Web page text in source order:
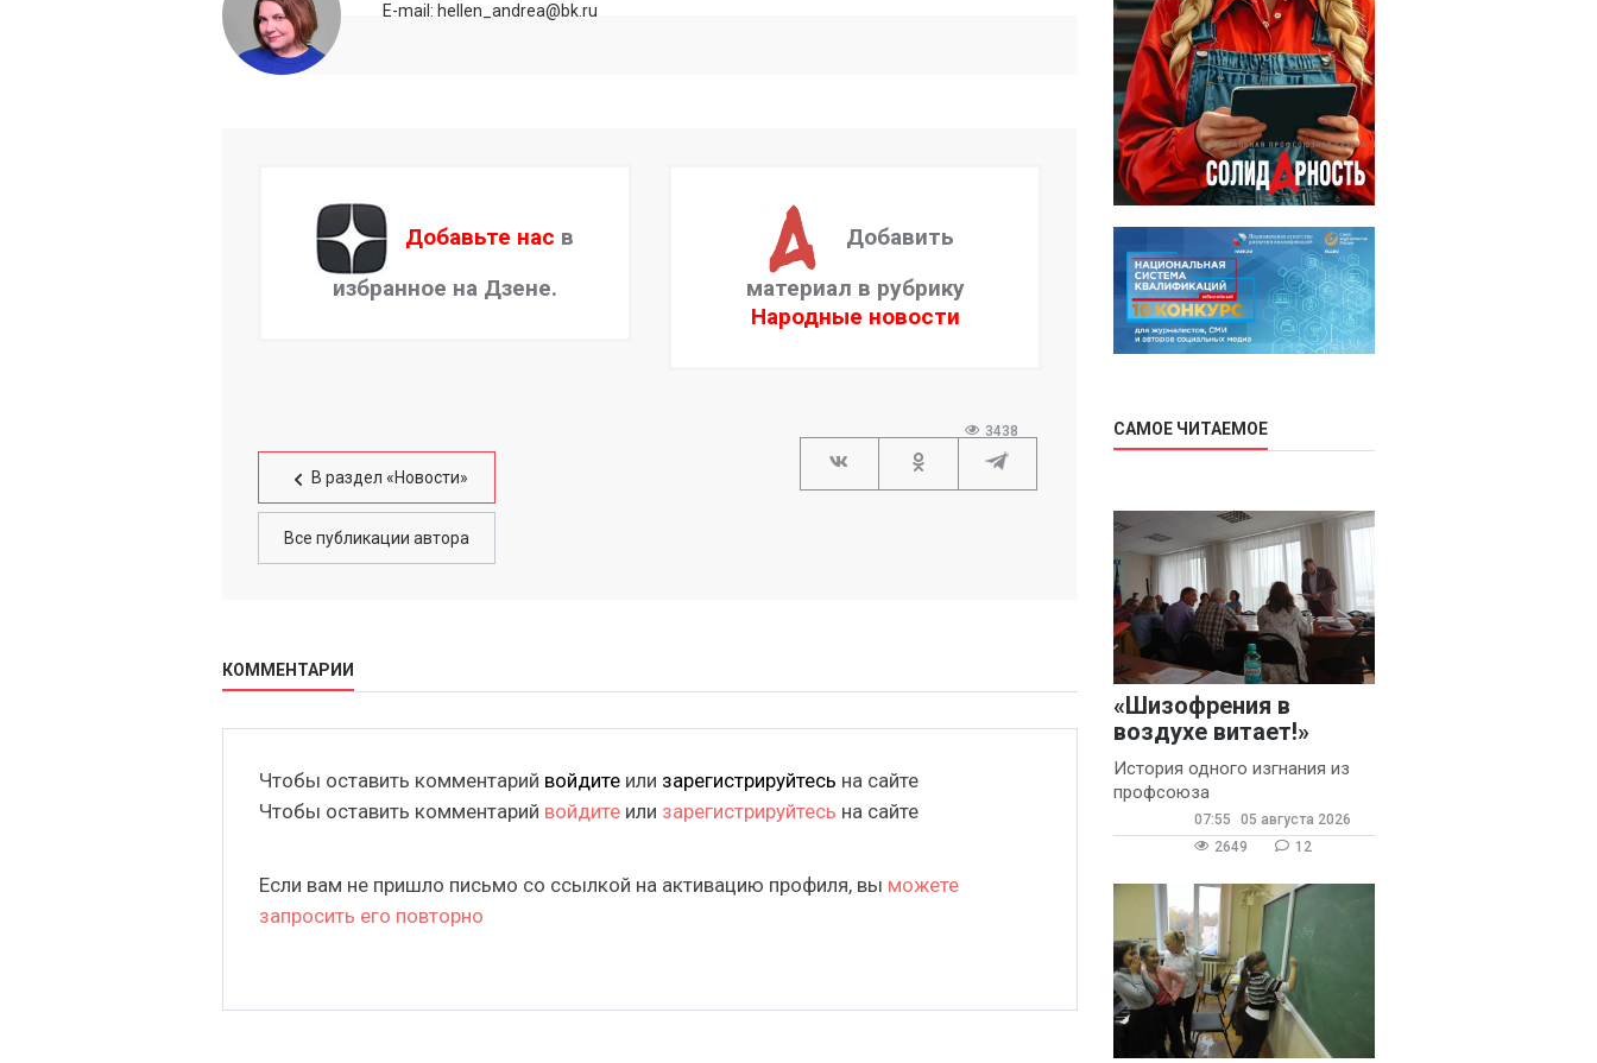
E-mail: hellen_andrea@bk.ru
Добавьте нас в
избранное на Дзене.
Добавить
материал в рубрику
Народные новости
В раздел «Новости»
Все публикации автора
3438
КОММЕНТАРИИ
Чтобы оставить комментарий войдите или зарегистрируйтесь на сайте
Чтобы оставить комментарий войдите или зарегистрируйтесь на сайте
Если вам не пришло письмо со ссылкой на активацию профиля, вы можете
запросить его повторно
САМОЕ ЧИТАЕМОЕ
«Шизофрения в
воздухе витает!»
История одного изгнания из
профсоюза
07:55
05 августа 2026
2649
12